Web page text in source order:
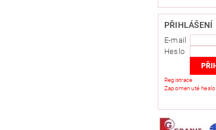
PŘIHLÁŠENÍ
E-mail
Heslo
Registrace
Zapomenuté heslo